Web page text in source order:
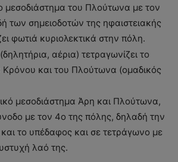
μεσοδιάστημα του Πλούτωνα με τον
των σημειοδοτών της ηφαιστειακής
φωτιά κυριολεκτικά στην πόλη.
(δηλητήρια, αέρια) τετραγωνίζει το
Κρόνου και του Πλούτωνα (ομαδικός
μεσοδιάστημα Άρη και Πλούτωνα,
με τον 4ο της πόλης, δηλαδή την
το υπέδαφος και σε τετράγωνο με
λαό της.